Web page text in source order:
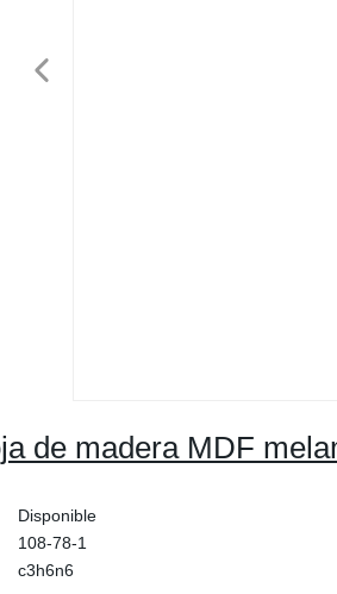
de madera MDF
Disponible
108-78-1
c3h6n6